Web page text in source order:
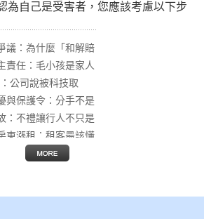
為自己是受害者，您應該考慮以下步
議：為什麼「和解賠
責任：毛小孩是家人
公司說被科技取
與保護令：分手不是
：不禮讓行人不只是
東漲租：租客最該懂
險：身分證字號、護